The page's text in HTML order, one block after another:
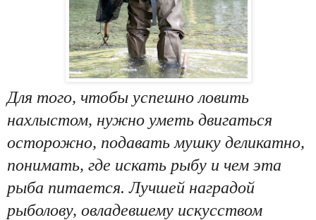
Для того, чтобы успешно ловить
нахлыстом, нужно уметь двигаться
осторожно, подавать мушку деликатно,
понимать, где искать рыбу и чем эта
рыба питается. Лучшей наградой
рыболову, овладевшему искусством